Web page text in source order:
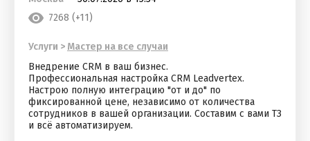
7268 (+11)
Услуги > Мастер на все случаи
Внедрение CRM в ваш бизнес.
Профессиональная настройка CRM Leadvertex.
Настрою полную интеграцию "от и до" по
фиксированной цене, независимо от количества
сотрудников в вашей организации. Составим с вами ТЗ
и всё автоматизируем.